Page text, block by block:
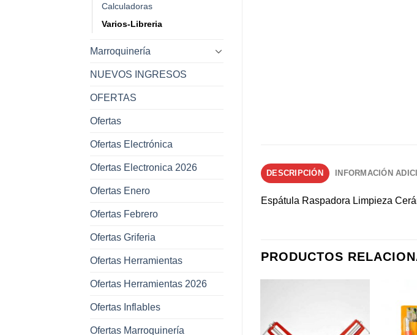
Calculadoras
Varios-Libreria
Marroquinería
NUEVOS INGRESOS
OFERTAS
Ofertas
Ofertas Electrónica
Ofertas Electronica 2026
Ofertas Enero
Ofertas Febrero
Ofertas Griferia
Ofertas Herramientas
Ofertas Herramientas 2026
Ofertas Inflables
Ofertas Marroquinería
DESCRIPCIÓN INFORMACIÓN
Espátula Raspadora Limpieza
PRODUCTOS
-34%